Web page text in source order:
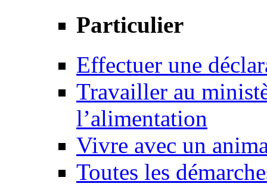
Particulier
Effectuer une
Travailler au
l’alimentation
Vivre avec un
Toutes les